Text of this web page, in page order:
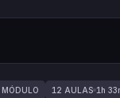
MÓDULO 12 AULAS 1h